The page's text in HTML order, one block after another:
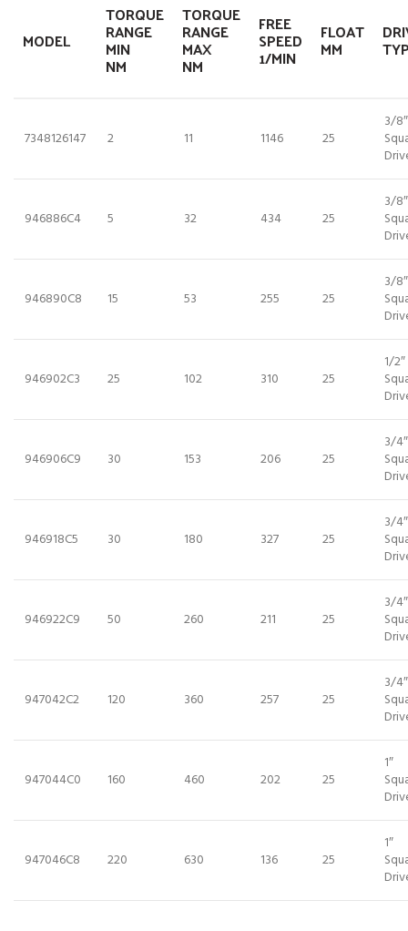
MODEL
TORQUE
RANGE
MIN
NM
TORQUE
RANGE
MAX
NM
FREE
SPEED
1/MIN
FLOAT
MM
7348126147 2 11 1146 25
3/8″
946886C4 5 32 434 25
3/8″
946890C8 15 53 255 25
3/8″
946902C3 25 102 310 25
1/2″
946906C9 30 153 206 25
3/4″
946918C5 30 180 327 25
3/4″
946922C9 50 260 211 25
3/4″
947042C2 120 360 257 25
3/4″
947044C0 160 460 202 25
1″
947046C8 220 630 136 25
1″